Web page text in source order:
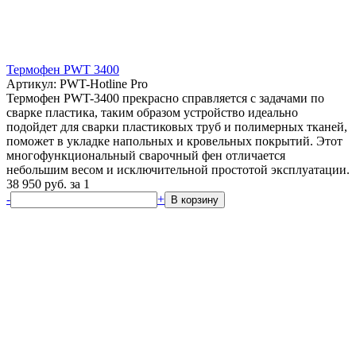
Термофен PWT 3400
Артикул: PWT-Hotline Pro
Термофен PWT-3400 прекрасно справляется с задачами по
сварке пластика, таким образом устройство идеально
подойдет для сварки пластиковых труб и полимерных тканей,
поможет в укладке напольных и кровельных покрытий. Этот
многофункциональный сварочный фен отличается
небольшим весом и исключительной простотой эксплуатации.
38 950 руб. за 1
-
+ В корзину